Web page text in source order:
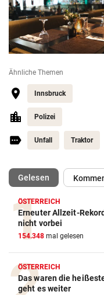
Ähnliche Themen
Innsbruck
Polizei
Unfall Traktor
Gelesen(ausgewählt)
ÖSTERREICH
Erneuter Allzeit-
nicht vorbei
154.348 mal gelesen
ÖSTERREICH
Das waren die
geht es weiter